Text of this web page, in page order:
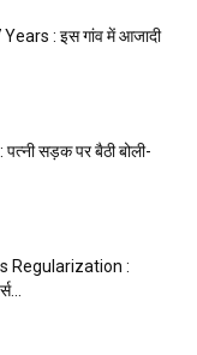
: इस गांव में आजादी
सड़क पर बैठी बोली-
Regularization :